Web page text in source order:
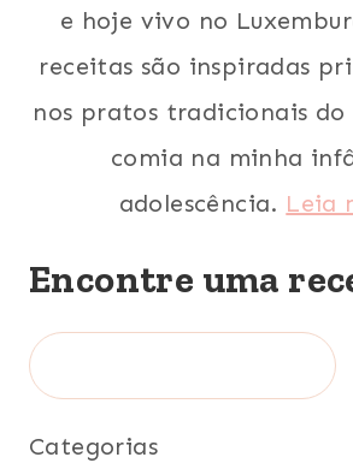
e hoje vivo no
receitas são inspiradas
nos pratos tradicionais do
comia na minha
adolescência. Leia
Encontre uma
Search
Categorias